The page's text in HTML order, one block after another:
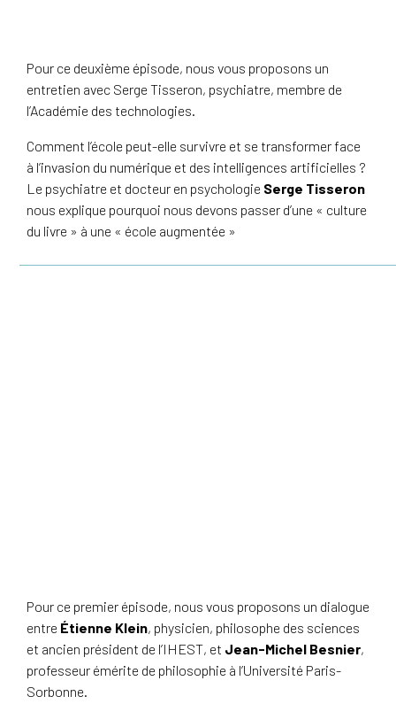
Pour ce deuxième épisode, nous vous proposons un
entretien avec Serge Tisseron, psychiatre, membre de
l’Académie des technologies.
Comment l’école peut-elle survivre et se transformer face
à l’invasion du numérique et des intelligences artificielles ?
Le psychiatre et docteur en psychologie Serge Tisseron
nous explique pourquoi nous devons passer d’une « culture
du livre » à une « école augmentée »
Pour ce premier épisode, nous vous proposons un dialogue
entre Étienne Klein, physicien, philosophe des sciences
et ancien président de l’IHEST, et Jean-Michel Besnier,
professeur émérite de philosophie à l’Université Paris-
Sorbonne